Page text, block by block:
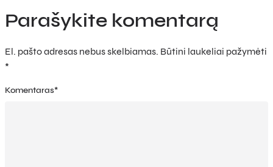
Parašykite komentarą
El. pašto adresas nebus skelbiamas. Būtini laukeliai pažymėti
*
Komentaras*